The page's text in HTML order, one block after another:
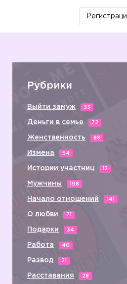
Рубрики
Выйти замуж 33
Деньги в семье 72
Женственность 88
Измена 54
Истории участниц 12
Мужчины 198
Начало отношений 141
О любви 71
Подарки 34
Работа 40
Развод 21
Расставания 28